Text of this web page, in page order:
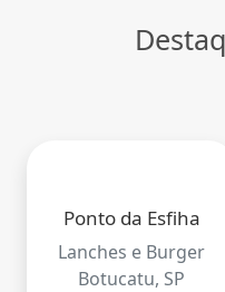
Ponto da Esfiha
Lanches e Burger
Botucatu, SP